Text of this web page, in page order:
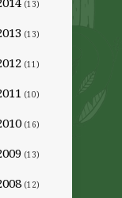
(13)
(13)
(11)
(10)
(16)
(13)
(12)